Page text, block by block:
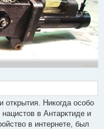
открытия. Никогда особо
в Антарктиде и
в интернете, был